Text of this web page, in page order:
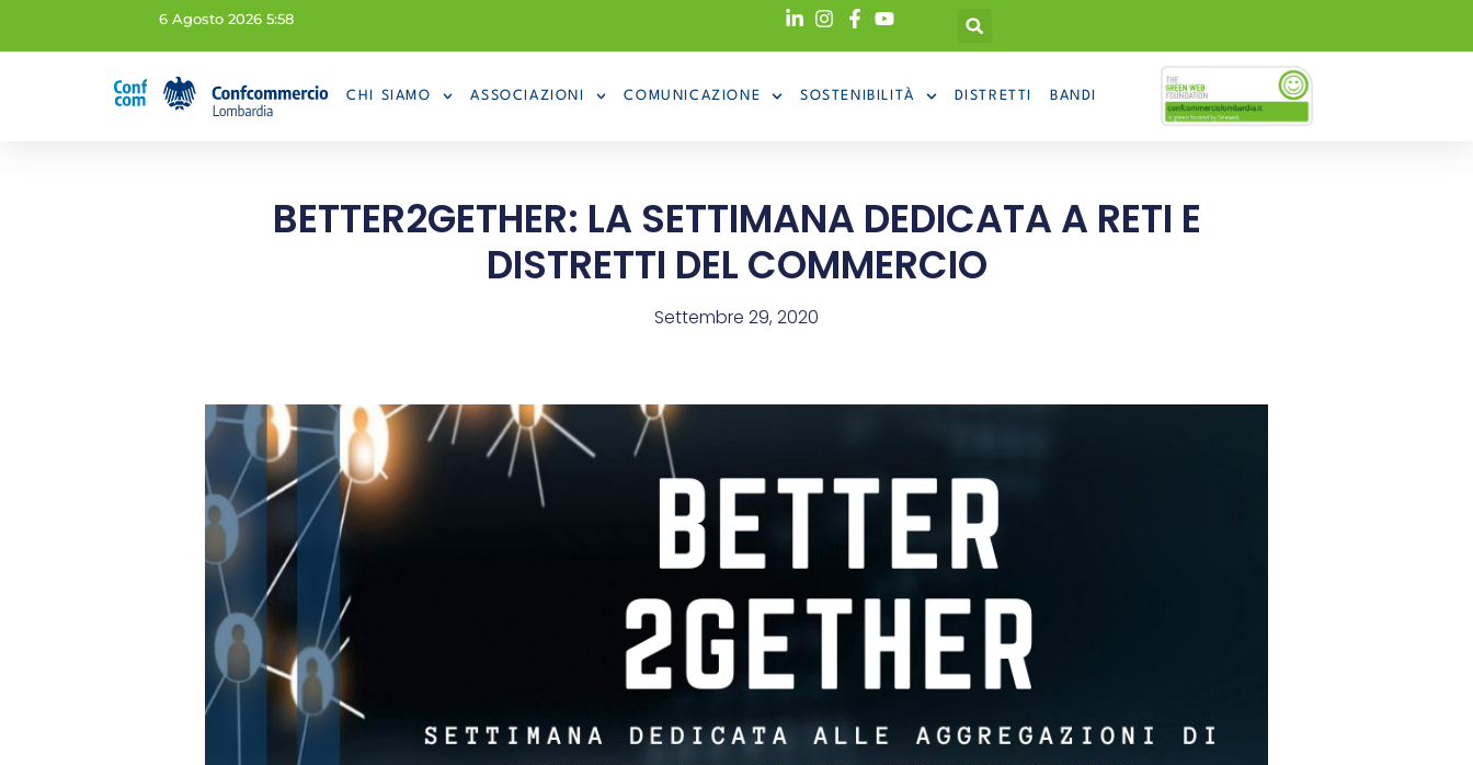
6 Agosto 2026 5:58
CHI SIAMO ASSOCIAZIONI COMUNICAZIONE SOSTENIBILITÀ DISTRETTI BANDI
BETTER2GETHER: LA SETTIMANA DEDICATA A RETI E
DISTRETTI DEL COMMERCIO
Settembre 29, 2020